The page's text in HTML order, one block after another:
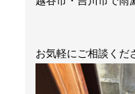
お気軽にご相談くだ